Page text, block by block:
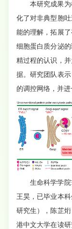
本研究成果
化了对非典型胞
能的理解，拓展
细胞蛋白质分泌
精过程的认识，
据。研究团队表
的调控网络，并
生命科学学
王昊，已毕业本
研究生），陈芷
港中文大学在读